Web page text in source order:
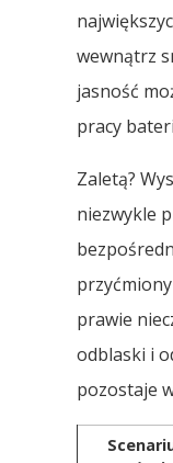
wewnątrz
jasność
pracy
Zaletą?
niezwykle
prawie
odblaski i
pozostaje